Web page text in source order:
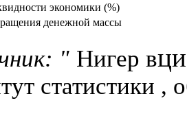
экономики (%)
денежной массы
" Нигер в
статистики ,